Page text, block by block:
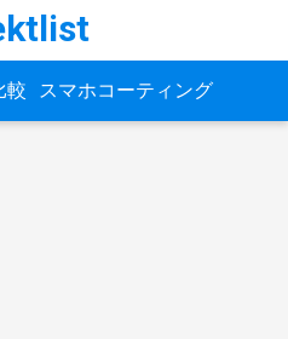
較 スマホコーティング